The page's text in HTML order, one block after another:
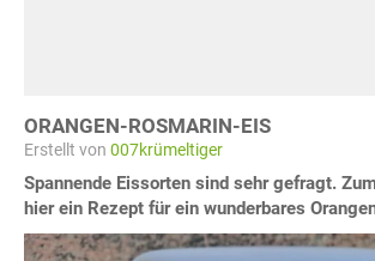
ORANGEN-ROSMARIN-EIS
Erstellt von 007krümeltiger
Spannende Eissorten sind sehr gefragt.
hier ein Rezept für ein wunderbares